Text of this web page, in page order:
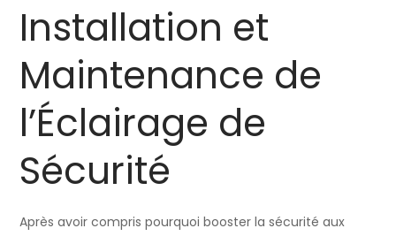
Installation et
Maintenance de
l’Éclairage de
Sécurité
Après avoir compris pourquoi booster la sécurité aux